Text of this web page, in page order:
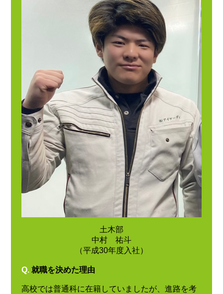
土木部
中村 祐斗
（平成30年度入社）
Q. 就職を決めた理由
高校では普通科に在籍していましたが、進路を考